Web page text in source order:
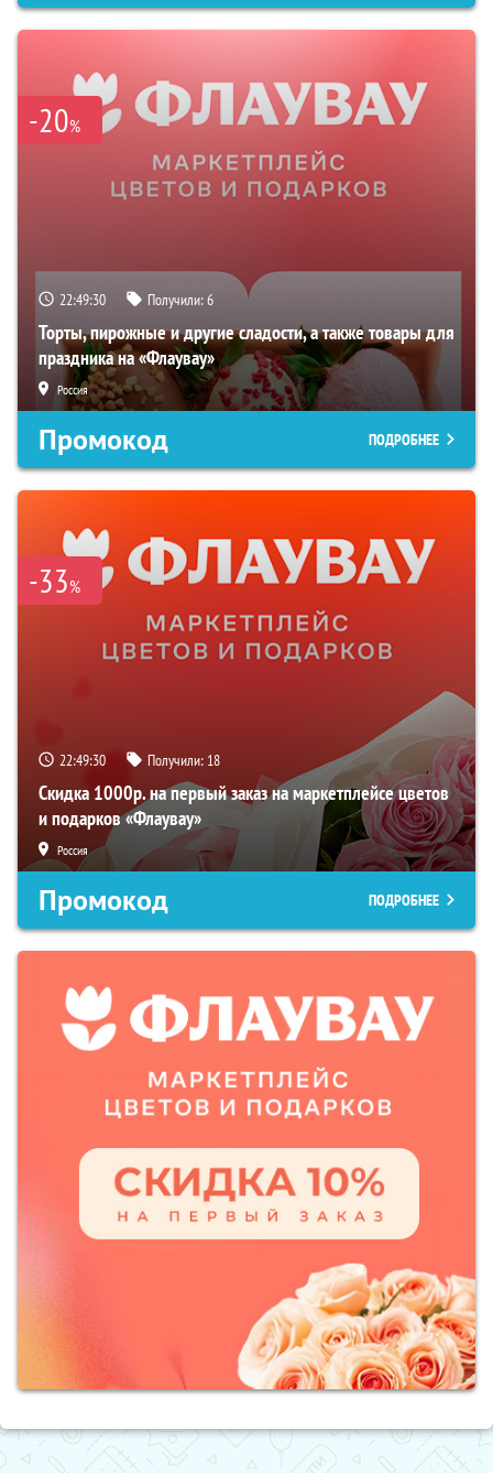
-20%
22:49:29 Получили:6
Торты, пирожные и другие сладости, а также товары для
праздника на «Флаувау»
Россия
Промокод ПОДРОБНЕЕ
-33%
22:49:29 Получили: 18
Скидка 1000р. на первый заказ на маркетплейсе цветов
и подарков «Флаувау»
Россия
Промокод ПОДРОБНЕЕ